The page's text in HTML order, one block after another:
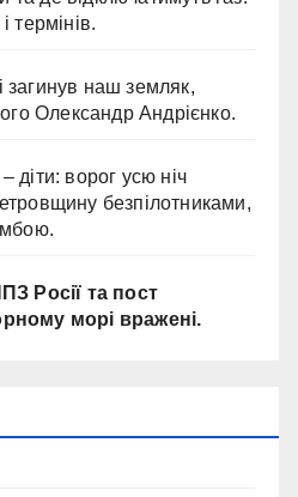
термінів.
загинув наш земляк,
Олександр Андрієнко.
діти: ворог усю ніч
безпілотниками,
Росії та пост
морі вражені.